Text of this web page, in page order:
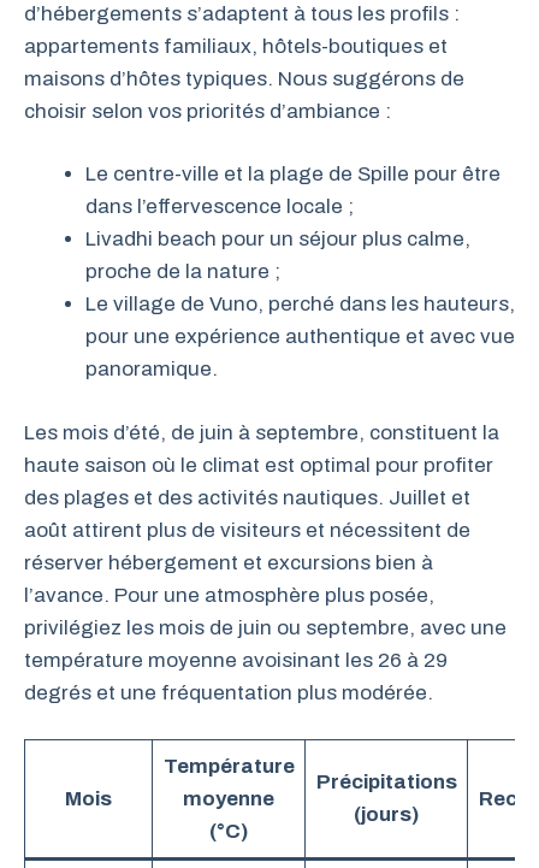
d’hébergements s’adaptent à tous les profils :
appartements familiaux, hôtels-boutiques et
maisons d’hôtes typiques. Nous suggérons de
choisir selon vos priorités d’ambiance :
Le centre-ville et la plage de Spille pour être
dans l’effervescence locale ;
Livadhi beach pour un séjour plus calme,
proche de la nature ;
Le village de Vuno, perché dans les hauteurs,
pour une expérience authentique et avec vue
panoramique.
Les mois d’été, de juin à septembre, constituent la
haute saison où le climat est optimal pour profiter
des plages et des activités nautiques. Juillet et
août attirent plus de visiteurs et nécessitent de
réserver hébergement et excursions bien à
l’avance. Pour une atmosphère plus posée,
privilégiez les mois de juin ou septembre, avec une
température moyenne avoisinant les 26 à 29
degrés et une fréquentation plus modérée.
Mois
Température
moyenne
(°C)
Précipitations
(jours)